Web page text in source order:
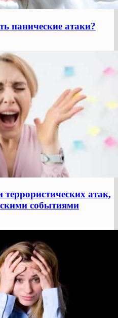
панические атаки?
атак,
событиями